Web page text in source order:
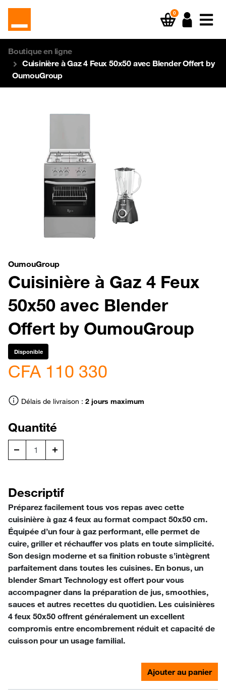
0
Boutique en ligne
Cuisinière à Gaz 4 Feux 50x50 avec Blender Offert by
OumouGroup
Previous
OumouGroup
Cuisinière à Gaz 4 Feux
50x50 avec Blender
Offert by OumouGroup
Disponible
CFA 110 330
Délais de livraison : 2 jours maximum
Quantité
Descriptif
Préparez facilement tous vos repas avec cette
cuisinière à gaz 4 feux au format compact 50x50 cm.
Équipée d’un four à gaz performant, elle permet de
cuire, griller et réchauffer vos plats en toute simplicité.
Son design moderne et sa finition robuste s’intègrent
parfaitement dans toutes les cuisines. En bonus, un
blender Smart Technology est offert pour vous
accompagner dans la préparation de jus, smoothies,
sauces et autres recettes du quotidien. Les cuisinières
4 feux 50x50 offrent généralement un excellent
compromis entre encombrement réduit et capacité de
cuisson pour un usage familial.
Ajouter au panier